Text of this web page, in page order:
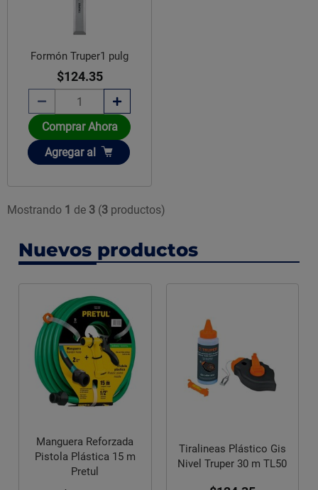
Formón Truper1 pulg
$124.35
Comprar Ahora
Añadir
Agregar al
Mostrando 1 de 3 (3 productos)
Nuevos productos
Manguera Reforzada
Pistola Plástica 15 m
Pretul
Tiralineas Plástico Gis
Nivel Truper 30 m TL50